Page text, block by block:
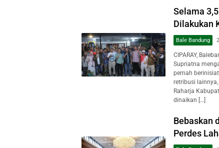
Selama
Dilakukan
Bale Bandung
CIPARAY,
Supriatna
pernah
retribusi
Raharja
dinaikan […]
Bebaskan
Perdes